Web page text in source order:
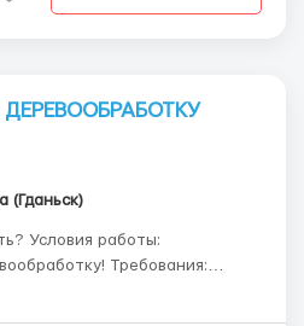
(Гданьск)
Требования: